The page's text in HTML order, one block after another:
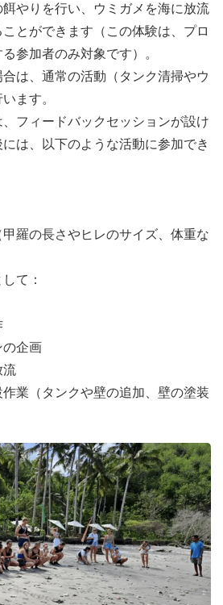
やりを行い、ウミガメを海に放流
とができます（この体験は、プロ
参加者のみ対象です）。
は、通常の活動（タンク清掃やウ
ます。
フィードバックセッションが設け
は、以下のような活動に参加でき
羅の長さやヒレのサイズ、体重な
て：
の企画
流
業（タンクや壁の追加、壁の塗装